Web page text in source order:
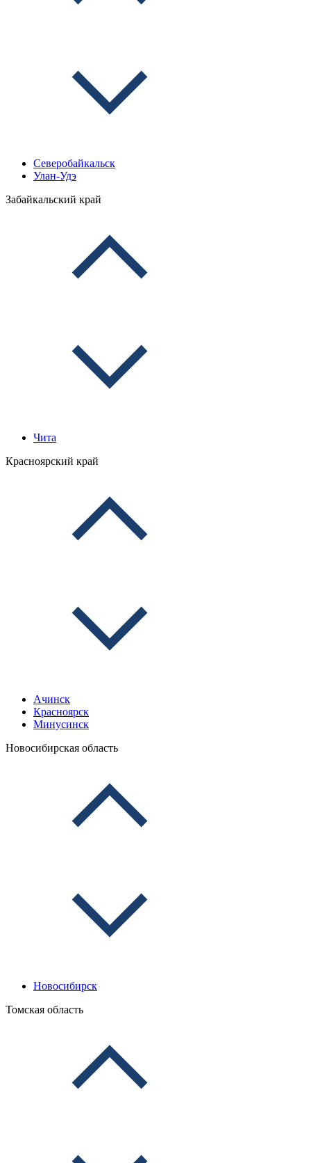
Северобайкальск
Улан-Удэ
Забайкальский край
Чита
Красноярский край
Ачинск
Красноярск
Минусинск
Новосибирская область
Новосибирск
Томская область